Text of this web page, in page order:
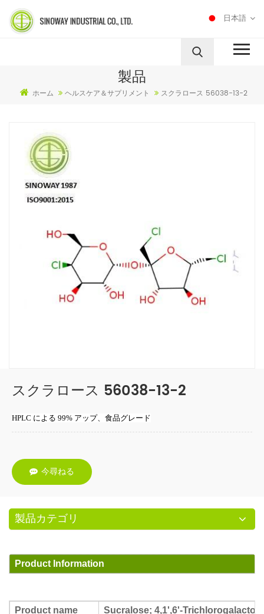
日本語
製品
ホーム ヘルスケア＆サプリメント スクラロース 56038-13-2
スクラロース 56038-13-2
HPLC による 99% アップ、食品グレード
今尋ねる
製品カテゴリ
Product Information
Product name
Sucralose; 4,1',6'-